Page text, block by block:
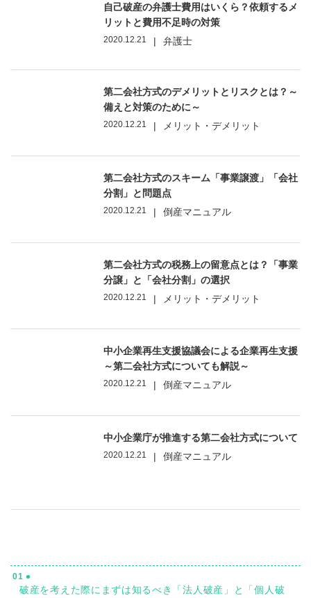
自己破産の弁護士費用はいくら？依頼するメ
リットと費用不足時の対策
2020.12.21 | 弁護士
第二会社方式のデメリットとリスクとは？～
備えと対策のために～
2020.12.21 | メリット・デメリット
第二会社方式のスキーム「事業譲渡」「会社
分割」と問題点
2020.12.21 | 倒産マニュアル
第二会社方式の税務上の留意点とは？「事業
分譲」と「会社分割」の選択
2020.12.21 | メリット・デメリット
中小企業再生支援協議会による企業再生支援
～第二会社方式についても解説～
2020.12.21 | 倒産マニュアル
中小企業庁が推進する第二会社方式について
2020.12.21 | 倒産マニュアル
01
破産を考えた際にまずは知るべき「法人破産」と「個人破